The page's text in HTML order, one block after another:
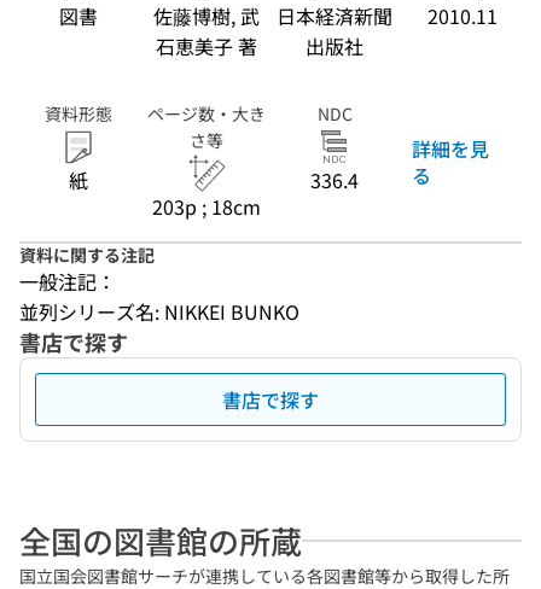
図書
佐藤博樹, 武
石恵美子 著
日本経済新聞
出版社
2010.11
資料形態
紙
ページ数・大き
さ等
203p ; 18cm
NDC
336.4
詳細を見
る
資料に関する注記
一般注記：
並列シリーズ名: NIKKEI BUNKO
書店で探す
書店で探す
全国の図書館の所蔵
国立国会図書館サーチが連携している各図書館等から取得した所